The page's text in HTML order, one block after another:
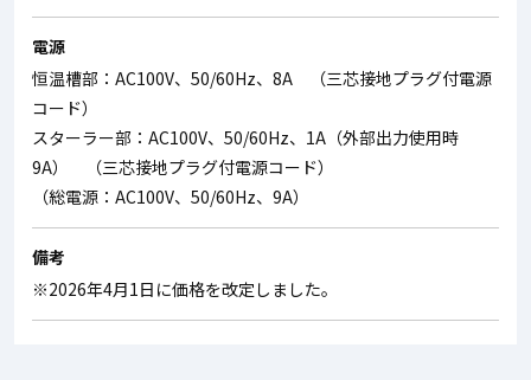
電源
恒温槽部：AC100V、50/60Hz、8A （三芯接地プラグ付電源
コード）
スターラー部：AC100V、50/60Hz、1A（外部出力使用時
9A） （三芯接地プラグ付電源コード）
（総電源：AC100V、50/60Hz、9A）
備考
※2026年4月1日に価格を改定しました。